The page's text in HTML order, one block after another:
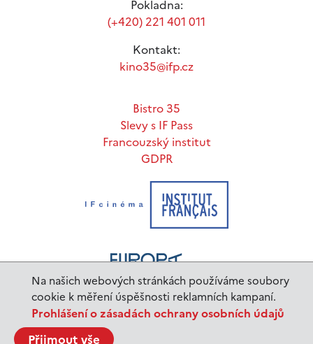
Na našich webových stránkách používáme soubory
cookie k měření úspěšnosti reklamních kampaní.
Prohlášení o zásadách ochrany osobních údajů
Přijmout vše
Pokladna:
(+420) 221 401 011
Kontakt:
kino35@ifp.cz
Bistro 35
Slevy s IF Pass
Francouzský institut
GDPR
© 2023 Institut français de Prague |